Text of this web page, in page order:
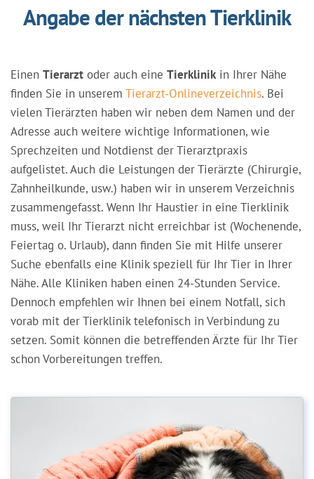
Angabe der nächsten Tierklinik
Einen Tierarzt oder auch eine Tierklinikin Ihrer Nähe
finden Sie in unserem Tierarzt-Onlineverzeichnis. Bei
vielen Tierärzten haben wir neben dem Namen und der
Adresse auch weitere wichtige Informationen, wie
Sprechzeiten und Notdienst der Tierarztpraxis
aufgelistet. Auch die Leistungen der Tierärzte (Chirurgie,
Zahnheilkunde, usw.) haben wir in unserem Verzeichnis
zusammengefasst. Wenn Ihr Haustier in eine Tierklinik
muss, weil Ihr Tierarzt nicht erreichbar ist (Wochenende,
Feiertag o. Urlaub), dann finden Sie mit Hilfe unserer
Suche ebenfalls eine Klinik speziell für Ihr Tier in Ihrer
Nähe. Alle Kliniken haben einen 24-Stunden Service.
Dennoch empfehlen wir Ihnen bei einem Notfall, sich
vorab mit der Tierklinik telefonisch in Verbindung zu
setzen. Somit können die betreffenden Ärzte für Ihr Tier
schon Vorbereitungen treffen.